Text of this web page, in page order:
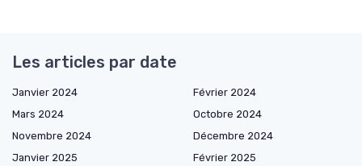
Les articles par date
Janvier 2024
Février 2024
Mars 2024
Octobre 2024
Novembre 2024
Décembre 2024
Janvier 2025
Février 2025